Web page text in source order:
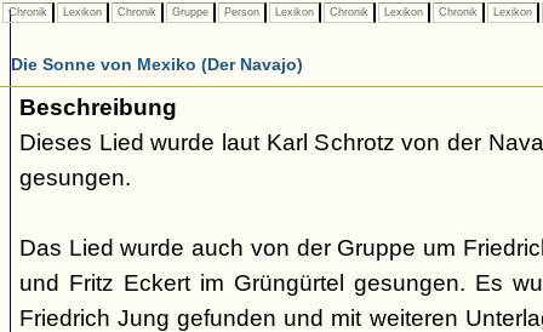
Chronik Lexikon Chronik Gruppe Person Lexikon Chronik Lexikon Chronik Lexikon
Die Sonne von Mexiko (Der Navajo)
Beschreibung
Dieses Lied wurde laut Karl Schrotz von der
gesungen.
Das Lied wurde auch von der Gruppe um
und Fritz Eckert im Grüngürtel gesungen. Es
Friedrich Jung gefunden und mit weiteren